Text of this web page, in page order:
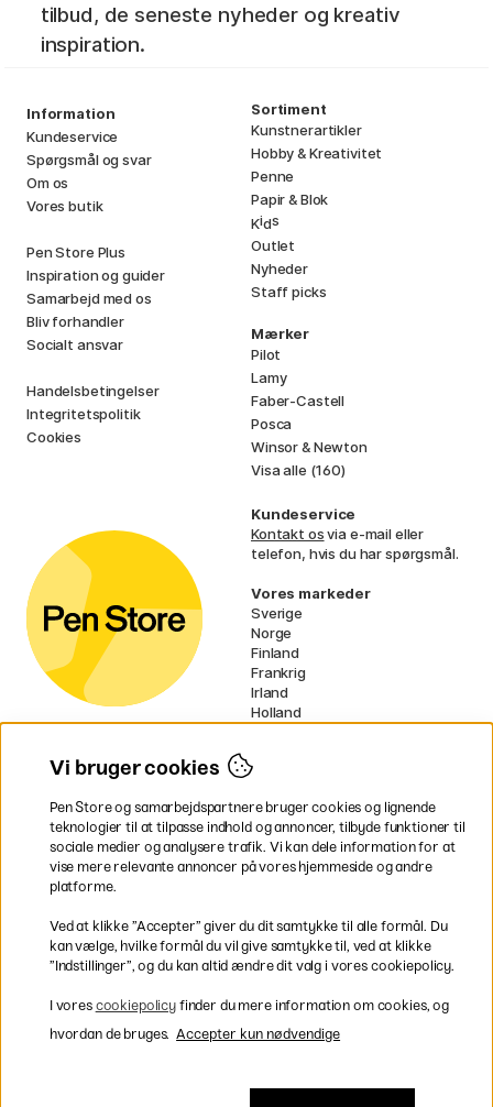
tilbud, de seneste nyheder og kreativ
inspiration.
Information
Kundeservice
Spørgsmål og svar
Om os
Vores butik
Pen Store Plus
Inspiration og guider
Samarbejd med os
Bliv forhandler
Socialt ansvar
Handelsbetingelser
Integritetspolitik
Cookies
Sortiment
Kunstnerartikler
Hobby & Kreativitet
Penne
Papir & Blok
Kids
Outlet
Nyheder
Staff picks
Mærker
Pilot
Lamy
Faber-Castell
Posca
Winsor & Newton
Visa alle (160)
Kundeservice
Kontakt osvia e-mail eller
telefon, hvis du har spørgsmål.
Vores markeder
Sverige
Norge
Finland
Frankrig
Irland
Holland
EU
* Specifikkefragtvilkår gælder for
voluminøse varer.
Hurtig levering til hele Danmark
Vi bruger cookies
Pen Store og samarbejdspartnere bruger cookies og lignende
teknologier til at tilpasse indhold og annoncer, tilbyde funktioner til
sociale medier og analysere trafik. Vi kan dele information for at
vise mere relevante annoncer på vores hjemmeside og andre
platforme.
Ved at klikke ”Accepter” giver du dit samtykke til alle formål. Du
kan vælge, hvilke formål du vil give samtykke til, ved at klikke
”Indstillinger”, og du kan altid ændre dit valg i vores cookiepolicy.
I vores cookiepolicyfinder du mere information om cookies, og
hvordan de bruges. Accepter kun nødvendige